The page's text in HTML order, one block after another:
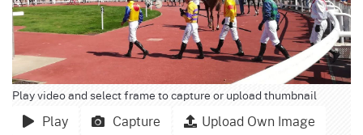
Play video and select frame to capture or upload thumbnail
Play Capture Upload Own Image